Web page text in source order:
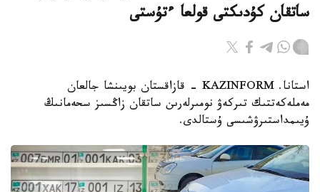
ساتقان كۇدىكتى قولعا ءتۇستى
استانا. KAZINFORM - قازاقستان بويىنشا جالعان
مەملەكەتتىك تىركەۋ نومىرلەرىن ساتقان زاڭسىز سحەمانىڭ
ۇيىمداستىرۋشىسى ۇستالدى.